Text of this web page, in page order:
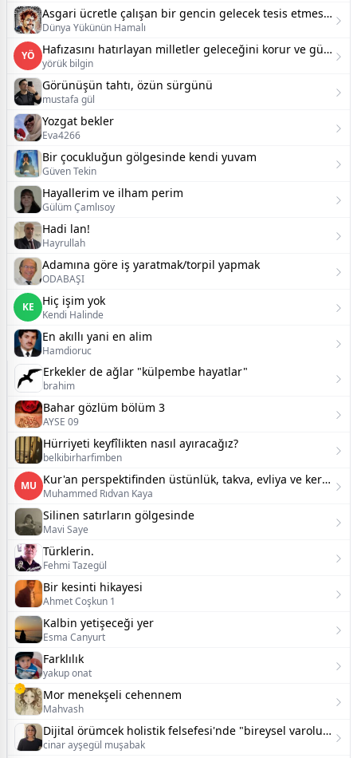
Asgari ücretle çalışan bir gencin gelecek tesis etmesi üzerine
Dünya Yükünün Hamalı
YÖ Hafızasını hatırlayan milletler geleceğini korur ve güçlü şekilde kurar
yörük bilgin
Görünüşün tahtı, özün sürgünü
mustafa gül
Yozgat bekler
Eva4266
Bir çocukluğun gölgesinde kendi yuvam
Güven Tekin
Hayallerim ve ilham perim
Gülüm Çamlısoy
Hadi lan!
Hayrullah
Adamına göre iş yaratmak/torpil yapmak
ODABAŞI
KE Hiç işim yok
Kendi Halinde
En akıllı yani en alim
Hamdioruc
Erkekler de ağlar "külpembe hayatlar"
brahim
Bahar gözlüm bölüm 3
AYSE 09
Hürriyeti keyfîlikten nasıl ayıracağız?
belkibirharfimben
MU Kur'an perspektifinden üstünlük, takva, evliya ve kerametin sosyolojik inşası üzerine kapsamlı bir tez
Muhammed Rıdvan Kaya
Silinen satırların gölgesinde
Mavi Saye
Türklerin.
Fehmi Tazegül
Bir kesinti hikayesi
Ahmet Coşkun 1
Kalbin yetişeceği yer
Esma Canyurt
Farklılık
yakup onat
Mor menekşeli cehennem
Mahvash
Dijital örümcek holistik felsefesi'nde "bireysel varoluş ve psikoloji":
cinar ayşegül muşabak